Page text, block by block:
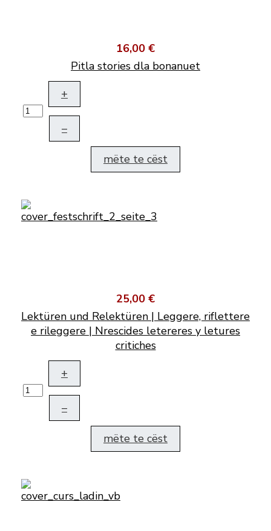
16,00 €
Pitla stories dla bonanuet
+
–
mëte te cëst
25,00 €
Lektüren und Relektüren | Leggere, riflettere
e rileggere | Nrescides letereres y letures
critiches
+
–
mëte te cëst